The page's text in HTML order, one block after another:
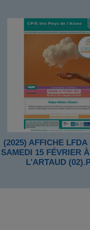
(2025) AFFICHE LFDA
SAMEDI 15 FÉVRIER
L'ARTAUD